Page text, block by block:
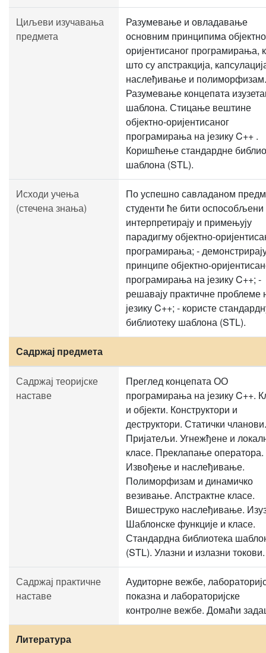
Циљеви изучавања
предмета
Разумевање и овладавање
основним принципима
оријентисаног програмирања,
што су апстракција,
наслеђивање и полиморфизам.
Разумевање концепaта
шаблона. Стицање вештине
објектно-оријентисаног
програмирања на језику C++ .
Коришћење стандардне
шаблона (STL).
Исходи учења
(стечена знања)
По успешно савладаном
студенти ће бити оспособљени
интерпретирају и примењују
парадигму објектно-
програмирања; -
принципе објектно-
програмирања на језику C++; -
решавају практичне проблеме
језику C++; - користе
библиотеку шаблона (STL).
Садржај предмета
Садржај теоријске
наставе
Преглед концепата ОО
програмирања на језику C++.
и објекти. Конструктори и
деструктори. Статички чланови.
Пријатељи. Угнежђене и
класе. Преклапање оператора.
Извођење и наслеђивање.
Полиморфизам и динамичко
везивање. Апстрактне класе.
Вишеструко наслеђивање.
Шаблонске функције и класе.
Стандардна библиотека
(STL). Улазни и излазни токови.
Садржај практичне
наставе
Аудиторне вежбе,
показна и лабораторијске
контролне вежбе. Домаћи
Литература